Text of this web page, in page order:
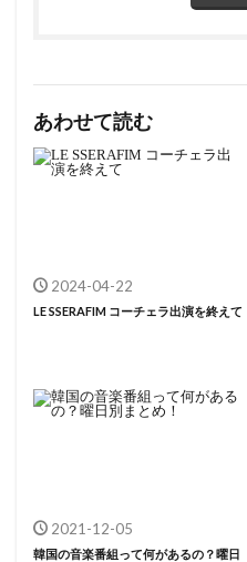
あわせて読む
2024-04-22
LE SSERAFIM コーチェラ出演を終えて
2021-12-05
韓国の音楽番組って何があるの？曜日